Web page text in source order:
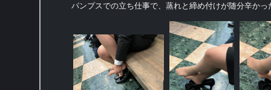
パンプスでの立ち仕事で、蒸れと締め付けが随分辛か